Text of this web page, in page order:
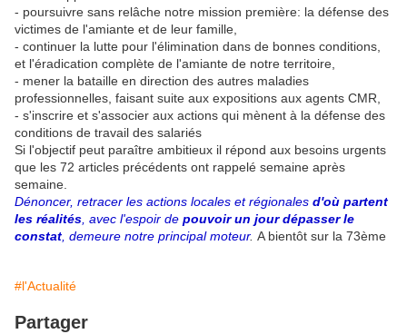
- poursuivre sans relâche notre mission première: la défense des
victimes de l'amiante et de leur famille,
- continuer la lutte pour l'élimination dans de bonnes conditions,
et l'éradication complète de l'amiante de notre territoire,
- mener la bataille en direction des autres maladies
professionnelles, faisant suite aux expositions aux agents CMR,
- s'inscrire et s'associer aux actions qui mènent à la défense des
conditions de travail des salariés
Si l'objectif peut paraître ambitieux il répond aux besoins urgents
que les 72 articles précédents ont rappelé semaine après
semaine.
Dénoncer, retracer les actions locales et régionales d'où partent
les réalités , avec l'espoir de pouvoir un jour dépasser le
constat , demeure notre principal moteur. A bientôt sur la 73ème
#l'Actualité
Partager